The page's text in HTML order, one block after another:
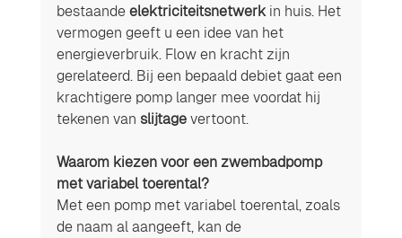
bestaande elektriciteitsnetwerk in huis. Het
vermogen geeft u een idee van het
energieverbruik. Flow en kracht zijn
gerelateerd. Bij een bepaald debiet gaat een
krachtigere pomp langer mee voordat hij
tekenen van slijtage vertoont.
Waarom kiezen voor een zwembadpomp
met variabel toerental?
Met een pomp met variabel toerental, zoals
de naam al aangeeft, kan de